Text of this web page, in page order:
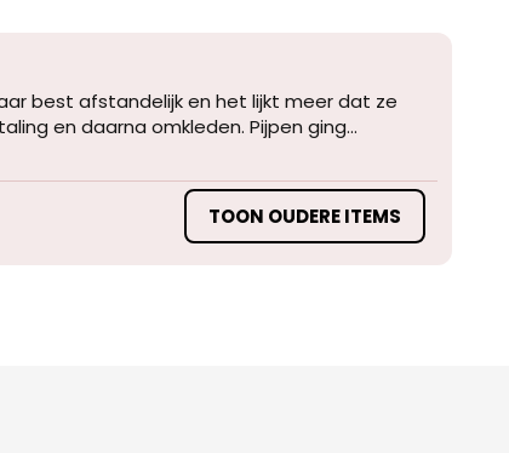
best afstandelijk en het lijkt meer dat ze
en daarna omkleden. Pijpen ging...
TOON OUDERE ITEMS